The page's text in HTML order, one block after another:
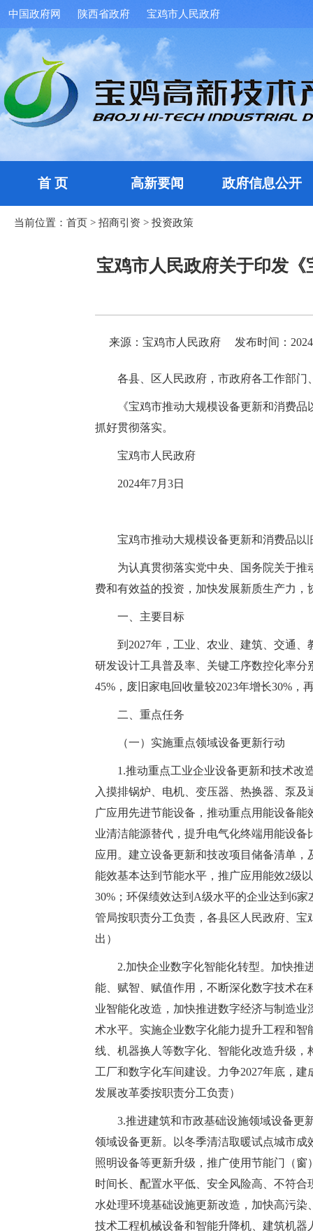
中国政府网 陕西省政府 宝鸡市人民政府
首 页 高新要闻 政府信息公开
当前位置： 首页 > 招商引资 > 投资政策
宝鸡市人民政府关于印发
来源：宝鸡市人民政府 发布时间：
各县、区人民政府，市政府各工作部门
《宝鸡市推动大规模设备更新和消费
抓好贯彻落实。
宝鸡市人民政府
2024年7月3日
宝鸡市推动大规模设备更新和消费品以
为认真贯彻落实党中央、国务院关于
费和有效益的投资，加快发展新质生产力
一、主要目标
到2027年，工业、农业、建筑、交通
研发设计工具普及率、关键工序数控化率分
45%，废旧家电回收量较2023年增长30%
二、重点任务
（一）实施重点领域设备更新行动
1.推动重点工业企业设备更新和技术改
入摸排锅炉、电机、变压器、热换器、泵
广应用先进节能设备，推动重点用能设备
业清洁能源替代，提升电气化终端用能设
应用。建立设备更新和技改项目储备清单
能效基本达到节能水平，推广应用能效2级
30%；环保绩效达到A级水平的企业达到6
管局按职责分工负责，各县区人民政府、
出）
2.加快企业数字化智能化转型。加快推
能、赋智、赋值作用，不断深化数字技术
业智能化改造，加快推进数字经济与制造
术水平。实施企业数字化能力提升工程和
线、机器换人等数字化、智能化改造升级
工厂和数字化车间建设。力争2027年底，
发展改革委按职责分工负责）
3.推进建筑和市政基础设施领域设备更
领域设备更新。以冬季清洁取暖试点城市
照明设备等更新升级，推广使用节能门（
时间长、配置水平低、安全风险高、不符
水处理环境基础设施更新改造，加快高污
技术工程机械设备和智能升降机、建筑机